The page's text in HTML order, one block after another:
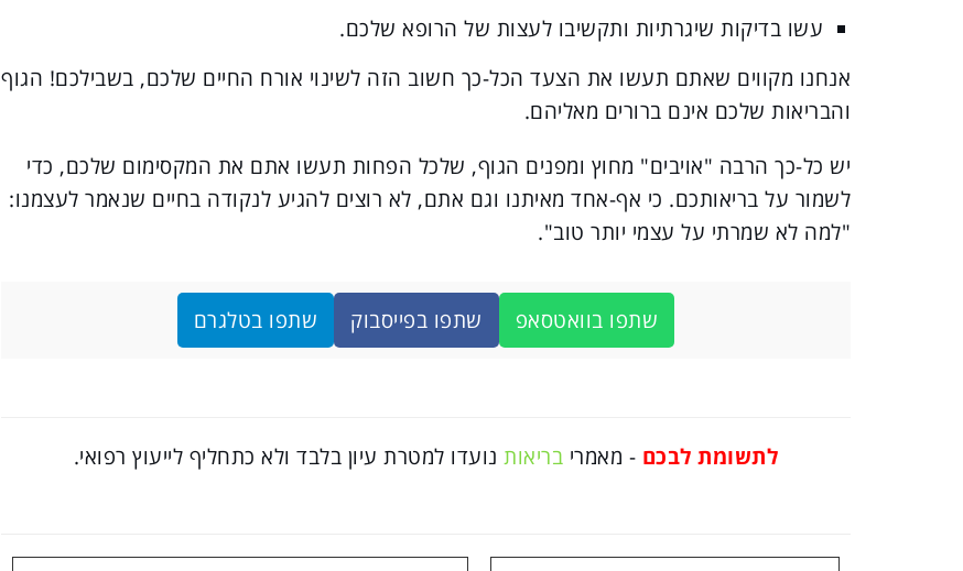
עשו בדיקות שיגרתיות ותקשיבו לעצות של הרופא שלכם.
אנחנו מקווים שאתם תעשו את הצעד הכל-כך חשוב הזה לשינוי אורח החיים שלכם, בשבילכם! הגוף
והבריאות שלכם אינם ברורים מאליהם.
יש כל-כך הרבה "אויבים" מחוץ ומפנים הגוף, שלכל הפחות תעשו אתם את המקסימום שלכם, כדי
לשמור על בריאותכם. כי אף-אחד מאיתנו וגם אתם, לא רוצים להגיע לנקודה בחיים שנאמר לעצמנו:
"למה לא שמרתי על עצמי יותר טוב".
שתפו בוואטסאפ שתפו בפייסבוק שתפו בטלגרם
לתשומת לבכם - מאמרי בריאותנועדו למטרת עיון בלבד ולא כתחליף לייעוץ רפואי.